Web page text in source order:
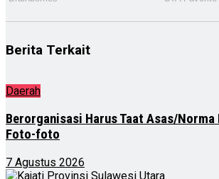
Berita Terkait
Daerah
Berorganisasi Harus Taat Asas/Norma
Foto-foto
7 Agustus 2026